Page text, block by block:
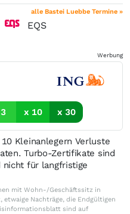
alle Bastei Luebbe Termine »
EQS
Werbung
x 10 x 30
Kleinanlegern Verluste
Turbo-Zertifikate sind
nicht für langfristige
mit Wohn-/Geschäftssitz in
etwaige Nachträge, die Endgültigen
sind auf